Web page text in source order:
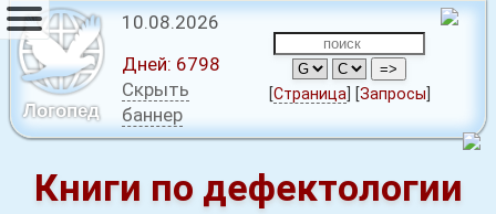
Логопед
10.08.2026
Дней: 6798
Скрыть
баннер
[Страница [Запросы
Книги по дефектологии